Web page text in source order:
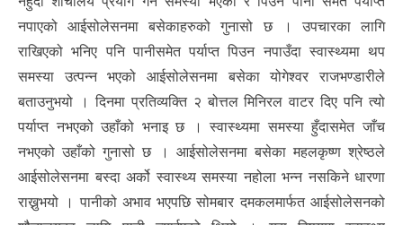
नपाएको आईसोलेसनमा बसेकाहरुको गुनासो छ । उपचारका लागि
राखिएको भनिए पनि पानीसमेत पर्याप्त पिउन नपाउँदा स्वास्थ्यमा थप
समस्या उत्पन्न भएको आईसोलेसनमा बसेका योगेश्वर राजभण्डारीले
बताउनुभयो । दिनमा प्रतिव्यक्ति २ बोत्तल मिनिरल वाटर दिए पनि त्यो
पर्याप्त नभएको उहाँको भनाइ छ । स्वास्थ्यमा समस्या हुँदासमेत जाँच
नभएको उहाँको गुनासो छ । आईसोलेसनमा बसेका महलकृष्ण श्रेष्ठले
आईसोलेसनमा बस्दा अर्को स्वास्थ्य समस्या नहोला भन्न नसकिने धारणा
राख्नुभयो । पानीको अभाव भएपछि सोमबार दमकलमार्फत आईसोलेसनको